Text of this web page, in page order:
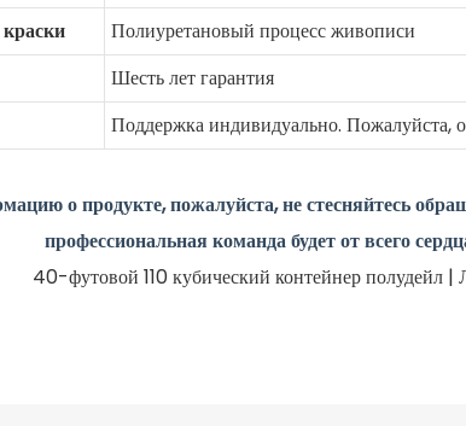
Полиуретановый процесс живописи
Шесть лет гарантия
Поддержка индивидуально. Пожалуйста,
о продукте, пожалуйста, не стесняйтесь
профессиональная команда будет от всего